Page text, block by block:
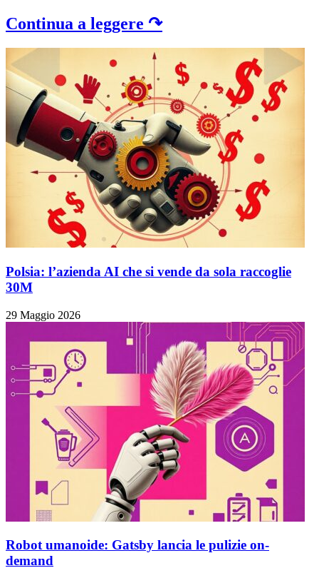
Continua a leggere ↷
Polsia: l’azienda AI che si vende da sola raccoglie
30M
29 Maggio 2026
Robot umanoide: Gatsby lancia le pulizie on-
demand